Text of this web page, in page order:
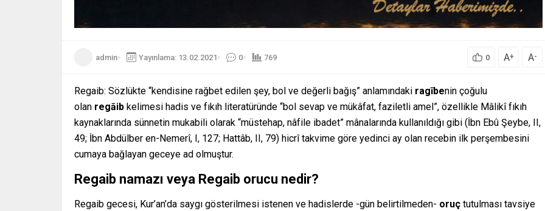
admin Yayınlama: 13.02.2021 0 769 0 A+ A-
Regaib: Sözlükte “kendisine rağbet edilen şey, bol ve değerli bağış” anlamındaki ragībenin çoğulu
olan regāib kelimesi hadis ve fıkıh literatüründe “bol sevap ve mükâfat, faziletli amel”, özellikle Mâlikî fıkıh
kaynaklarında sünnetin mukabili olarak “müstehap, nâfile ibadet” mânalarında kullanıldığı gibi (İbn Ebû Şeybe, II,
49; İbn Abdülber en-Nemerî, I, 127; Hattâb, II, 79) hicrî takvime göre yedinci ay olan recebin ilk perşembesini
cumaya bağlayan geceye ad olmuştur.
Regaib namazı veya Regaib orucu nedir?
Regaib gecesi, Kur’an’da saygı gösterilmesi istenen ve hadislerde -gün belirtilmeden- oruç tutulması tavsiye